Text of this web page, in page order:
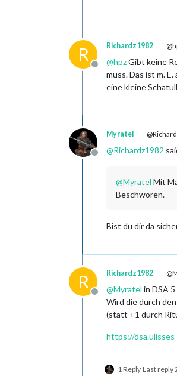
R
Offline
Richardz1982
@hpzGibt keine
muss. Das ist m.
eine kleine
Offline
Myratel
@Richardz1982
@Myratel Mit
Beschwören.
Bist du dir da
R
Offline
Richardz1982
@Myratel in DSA
Wird die durch
(statt +1 durch
https://
1 Reply Last reply